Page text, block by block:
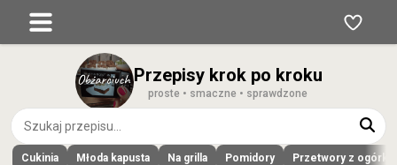
Przepisy krok po kroku
proste • smaczne • sprawdzone
Cukinia Młoda kapusta Na grilla Pomidory Przetwory z